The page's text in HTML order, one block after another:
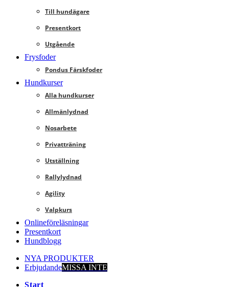
Till hundägare
Presentkort
Utgående
Frysfoder
Pondus Färskfoder
Hundkurser
Alla hundkurser
Allmänlydnad
Nosarbete
Privatträning
Utställning
Rallylydnad
Agility
Valpkurs
Onlineföreläsningar
Presentkort
Hundblogg
NYA PRODUKTER
ErbjudandeMISSA INTE
Start